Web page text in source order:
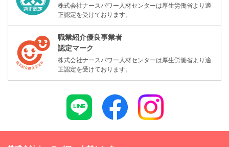
株式会社ナースパワー人材センターは厚生労働省より適
正認定を受けております。
職業紹介優良事業者
認定マーク
株式会社ナースパワー人材センターは厚生労働省より適
正認定を受けております。